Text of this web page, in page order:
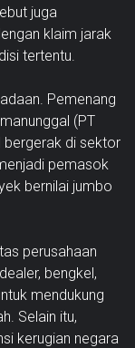
juga
klaim jarak
tertentu.
Pemenang
(PT
bergerak di sektor
pemasok
bernilai jumbo
perusahaan
bengkel,
mendukung
Selain itu,
kerugian negara